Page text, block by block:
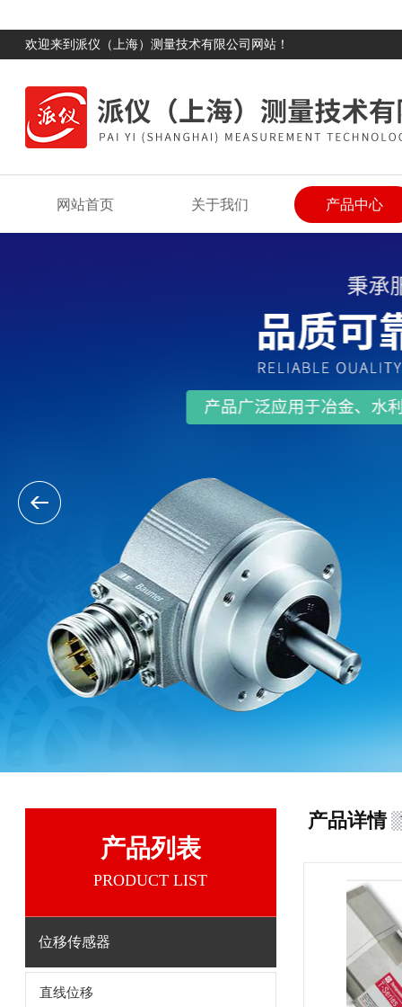
欢迎来到派仪（上海）测量技术有限公司网站！
网站首页 关于我们 产品中心
产品列表
PRODUCT LIST
位移传感器
直线位移
产品详情